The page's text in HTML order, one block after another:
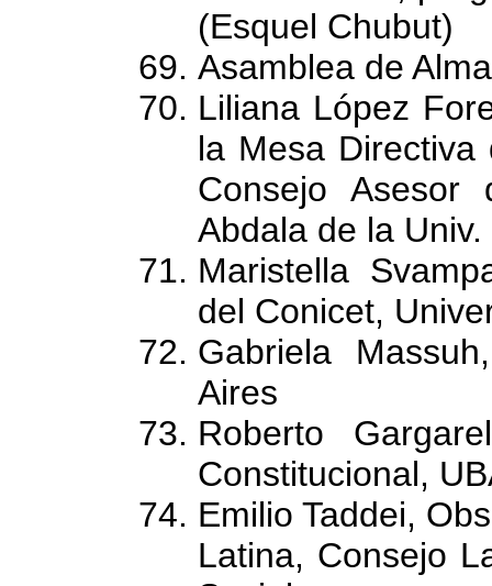
(Esquel Chubut)
Asamblea de
Liliana López
la Mesa Directiva
Consejo
Abdala de la
Maristella
del Conicet,
Gabriela
Aires
Roberto
Constitucional,
Emilio Taddei,
Latina, Consejo